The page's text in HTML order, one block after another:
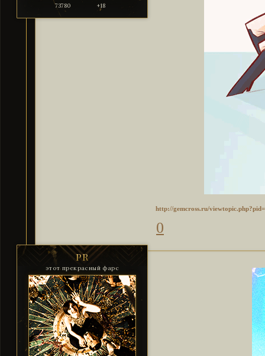
73780
+18
http://gemcross.ru/
0
PR
этот прекрасный фарс